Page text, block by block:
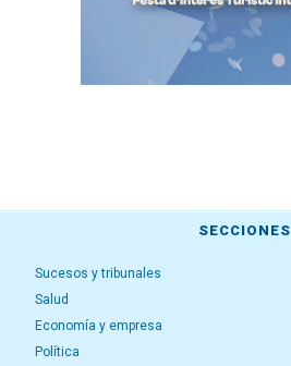
SECCIONES
Sucesos y tribunales
Salud
Economía y empresa
Política